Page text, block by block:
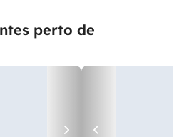
perto de